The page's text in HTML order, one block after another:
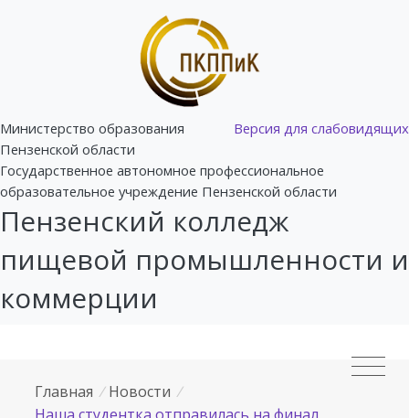
Версия для слабовидящих
Министерство образования
Пензенской области
Государственное автономное профессиональное
образовательное учреждение Пензенской области
Пензенский колледж
пищевой промышленности и
коммерции
Главная / Новости /